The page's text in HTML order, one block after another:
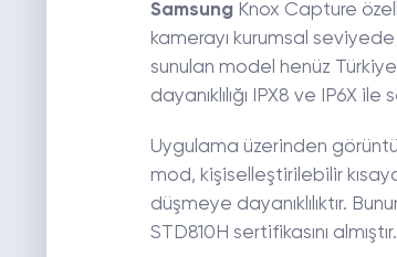
SamsungKnox Capture
kamerayı kurumsal
sunulan model henüz
dayanıklılığı IPX8 ve IP6X ile
Uygulama üzerinden
mod, kişiselleştirilebilir
düşmeye dayanıklılıktır.
STD810H sertifikasını almıştır.